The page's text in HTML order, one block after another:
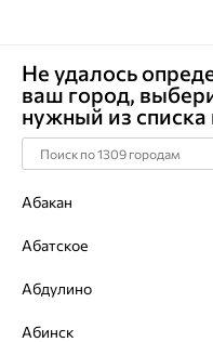
Главная Магазины
Ювелирный
- Пункты
Смотреть все города
Не удалось
ваш город,
нужный из
Абакан
Абатское
Абдулино
Абинск